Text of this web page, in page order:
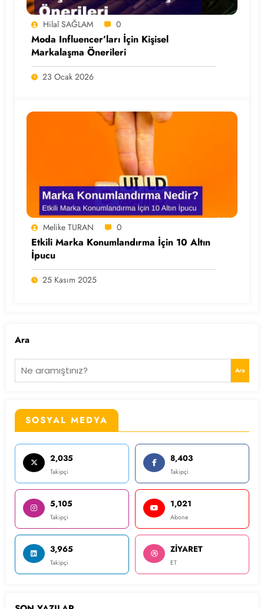
Hilal SAĞLAM 0
Moda Influencer’ları İçin Kişisel
Markalaşma Önerileri
23 Ocak 2026
Melike TURAN 0
Etkili Marka Konumlandırma İçin 10 Altın
İpucu
25 Kasım 2025
Ara
Ara
SOSYAL MEDYA
2,035
Takipçi
8,403
Takipçi
5,105
Takipçi
1,021
Abone
3,965
Takipçi
ZİYARET
ET